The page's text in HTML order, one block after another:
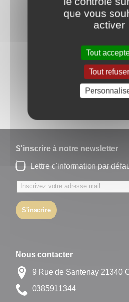
Bonne visite
Retour à
S'inscrire à notre newsletter
Lettre d'information par
S'inscrire
Nous contacter
9 Rue de Santenay 21340
4431195830
que vous
activer
Tout
Tout refuser